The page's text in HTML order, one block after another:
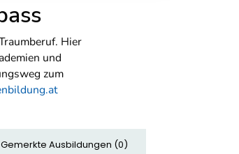
Hier
und
zum
Gemerkte Ausbildungen (0)